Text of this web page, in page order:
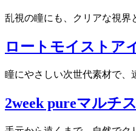
乱視の瞳にも、クリアな視界
ロートモイストア
瞳にやさしい次世代素材で、
2week pureマルチ